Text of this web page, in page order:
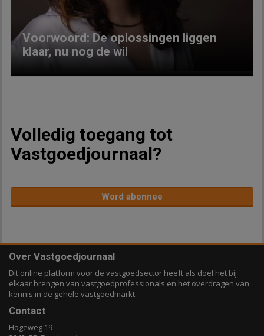
Voorwoord: De oplossingen liggen
klaar, nu nog de wil
Volledig toegang tot
Vastgoedjournaal?
Word abonnee
Over Vastgoedjournaal
Dit online platform voor de vastgoedsector heeft als doel het bij
elkaar brengen van vastgoedprofessionals en het overdragen van
kennis in de gehele vastgoedmarkt.
Contact
Hogeweg 19